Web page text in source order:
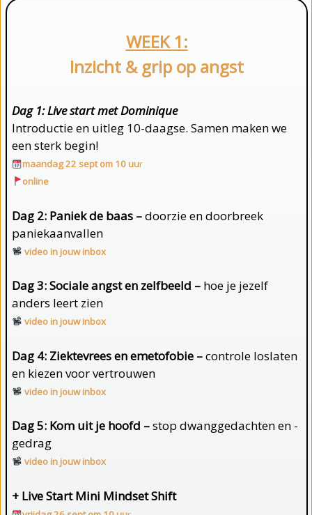
WEEK 1:
Inzicht & grip op angst
Dag 1: Live startmet Dominique
Introductie en uitleg 10-daagse. Samen maken we
een sterk begin!
maandag 22 sept om 10 uur
online
Dag 2: Paniek de baas –doorzie en doorbreek
paniekaanvallen
video in jouw inbox
Dag 3: Sociale angst en zelfbeeld – hoe je jezelf
anders leert zien
video in jouw inbox
Dag 4: Ziektevrees en emetofobie –controle loslaten
en kiezen voor vertrouwen
video in jouw inbox
Dag 5: Kom uit je hoofd –stop dwanggedachten en -
gedrag
video in jouw inbox
+ Live Start Mini Mindset Shift